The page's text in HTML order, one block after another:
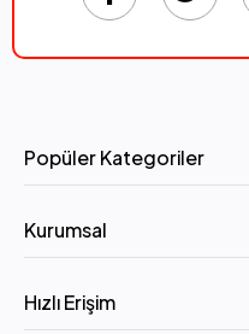
Popüler Kategoriler
Kurumsal
Hızlı Erişim